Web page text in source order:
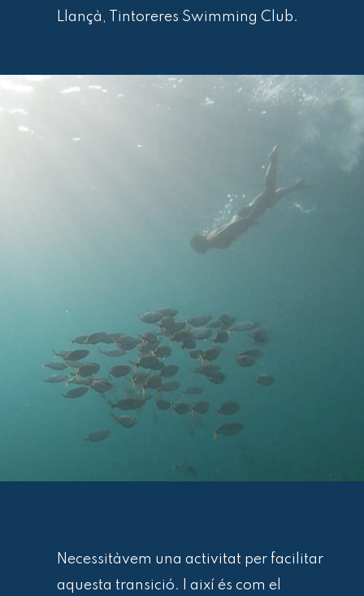
Llançà, Tintoreres Swimming Club.
Necessitàvem una activitat per facilitar
aquesta transició. I així és com el